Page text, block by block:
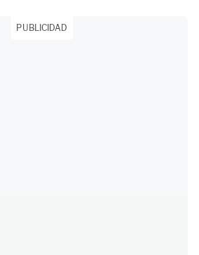
PUBLICIDAD